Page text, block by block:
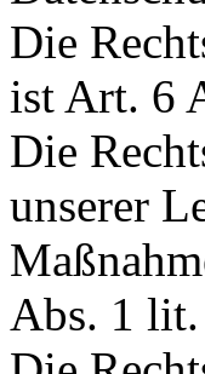
Die
ist Art. 6
Die
unserer
Abs. 1